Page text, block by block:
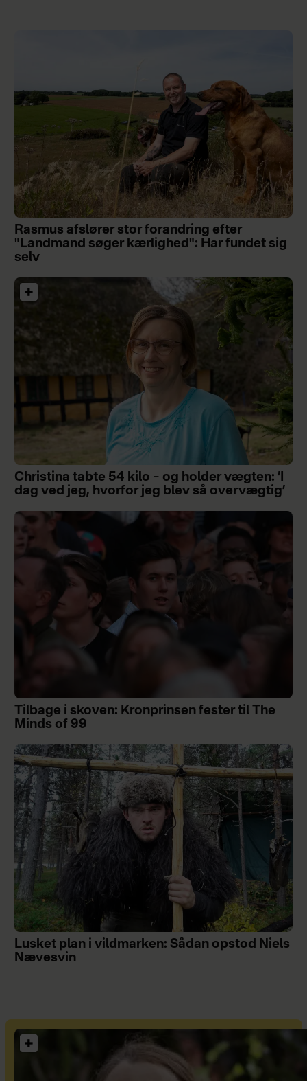
Rasmus afslører stor forandring efter
"Landmand søger kærlighed": Har fundet sig
selv
Christina tabte 54 kilo – og holder vægten: ’I
dag ved jeg, hvorfor jeg blev så overvægtig’
Tilbage i skoven: Kronprinsen fester til The
Minds of 99
Lusket plan i vildmarken: Sådan opstod Niels
Nævesvin